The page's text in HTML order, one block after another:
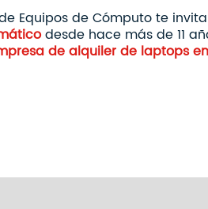
Equipos de Cómputo te
desde hace más de 11
de alquiler de laptops